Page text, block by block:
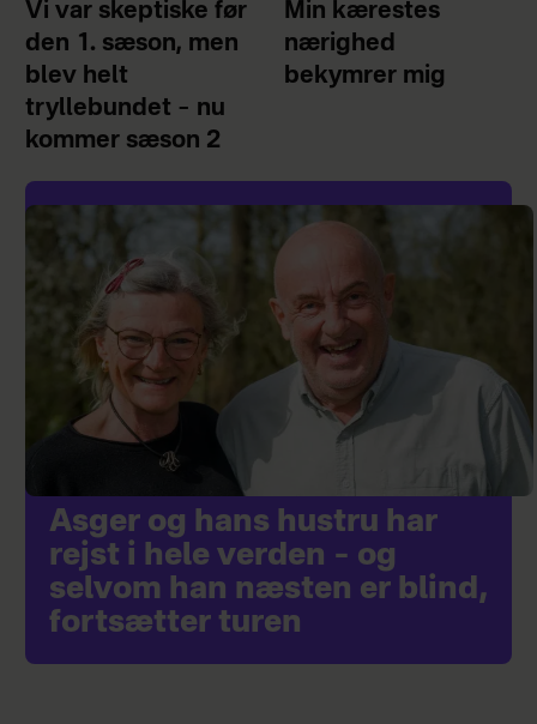
Vi var skeptiske før
den 1. sæson, men
blev helt
tryllebundet – nu
kommer sæson 2
Min kærestes
nærighed
bekymrer mig
Asger og hans hustru har
rejst i hele verden – og
selvom han næsten er blind,
fortsætter turen